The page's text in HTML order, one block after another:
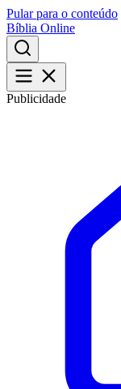
Pular para o conteúdo
Bíblia Online
Publicidade